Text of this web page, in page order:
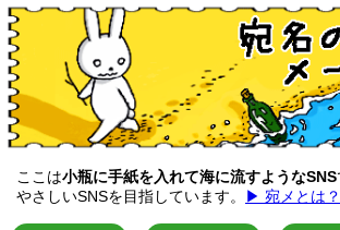
ここは小瓶に手紙を入れて海に流すようなSNS
やさしいSNSを目指しています。
▶ 宛メとは？